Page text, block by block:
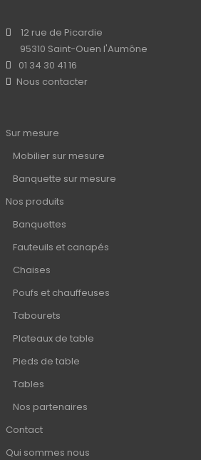
12 rue de Picardie
95310 Saint-Ouen l'Aumône
01 34 30 41 16
Nous contacter
Sur mesure
Mobilier sur mesure
Banquette sur mesure
Nos produits
Banquettes
Fauteuils et canapés
Chaises
Poufs et chauffeuses
Tabourets
Plateaux de table
Pieds de table
Tables
Nos partenaires
Contact
Qui sommes nous